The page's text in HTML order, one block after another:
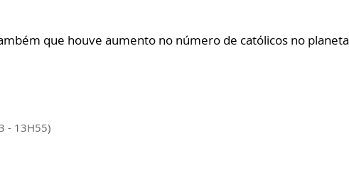
que houve aumento no número de católicos no planeta
- 13H55)